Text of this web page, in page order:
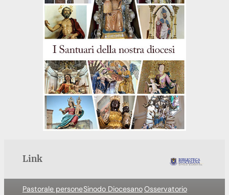
Link
Pastorale personeSinodo DiocesanoOsservatorio